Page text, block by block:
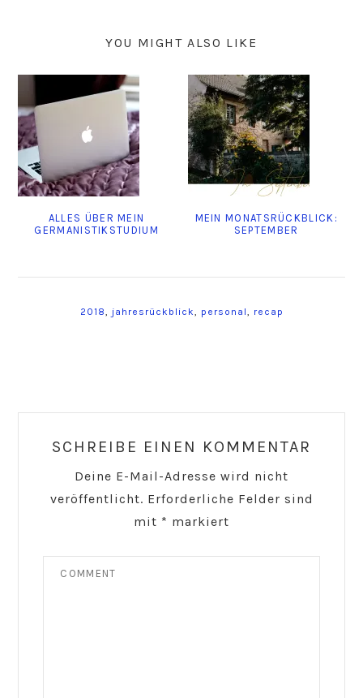
YOU MIGHT ALSO LIKE
ALLES ÜBER MEIN
GERMANISTIKSTUDIUM
MEIN MONATSRÜCKBLICK:
SEPTEMBER
2018, jahresrückblick, personal, recap
Reader
SCHREIBE EINEN KOMMENTAR
Deine E-Mail-Adresse wird nicht
veröffentlicht. Erforderliche Felder sind
mit * markiert